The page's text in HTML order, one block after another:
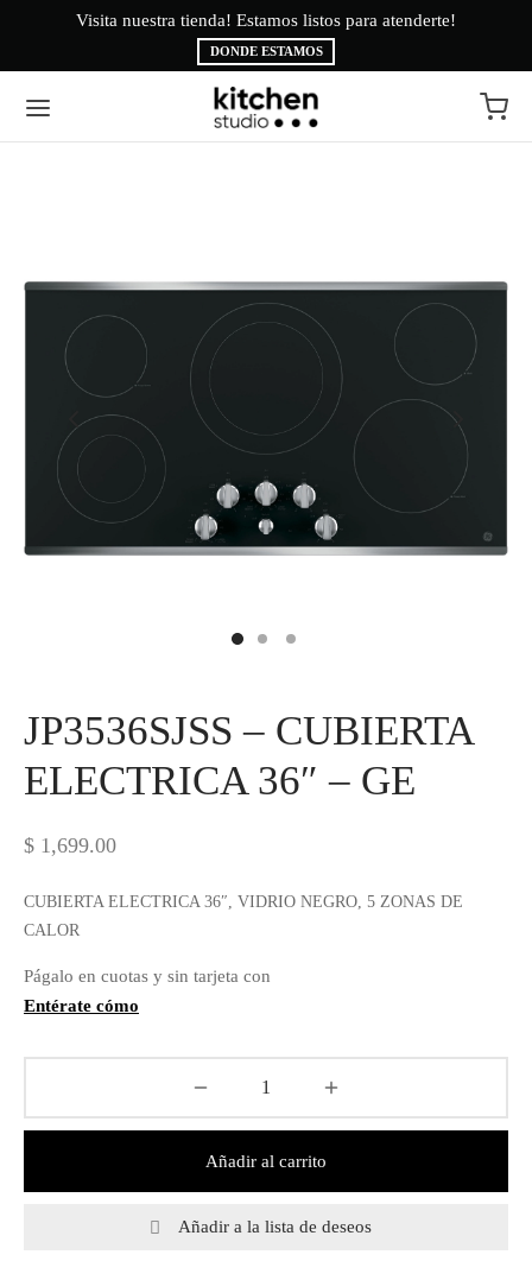
Visita nuestra tienda! Estamos listos para atenderte!
DONDE ESTAMOS
JP3536SJSS – CUBIERTA
ELECTRICA 36″ – GE
$ 1,699.00
CUBIERTA ELECTRICA 36″, VIDRIO NEGRO, 5 ZONAS DE
CALOR
Págalo en cuotas y sin tarjeta con
Entérate cómo
Añadir al carrito
Añadir a la lista de deseos
BLANCA
BRYTE
STUDIO